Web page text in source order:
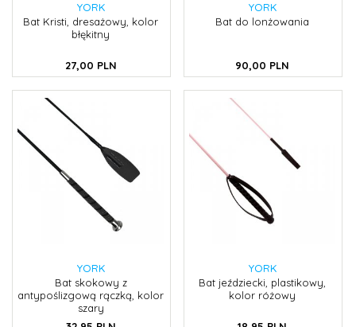
YORK
Bat Kristi, dresażowy, kolor
błękitny
27,00 PLN
YORK
Bat do lonżowania
90,00 PLN
YORK
Bat skokowy z
antypoślizgową rączką, kolor
szary
YORK
Bat jeździecki, plastikowy,
kolor różowy